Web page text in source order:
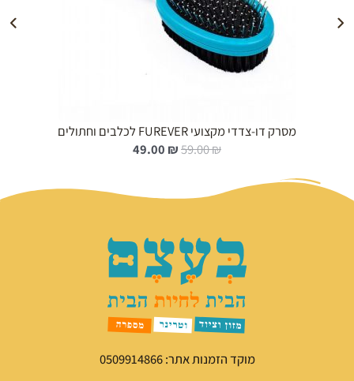
הוספה לעגלה
מסרק דו-צדדי מקצועי FUREVER לכלבים וחתולים
59.00₪
ה
י
מ
ק
ר
י
י
49.00 ₪
ה
י
נ
ו
ח
י
ו
מוקד הזמנות אתר: 0509914866